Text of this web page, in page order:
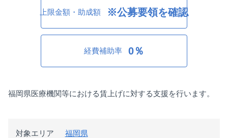
上限金額・助成額 ※公募要領を確認
経費補助率 0％
福岡県医療機関等における賃上げに対する支援を行います。
対象エリア 福岡県